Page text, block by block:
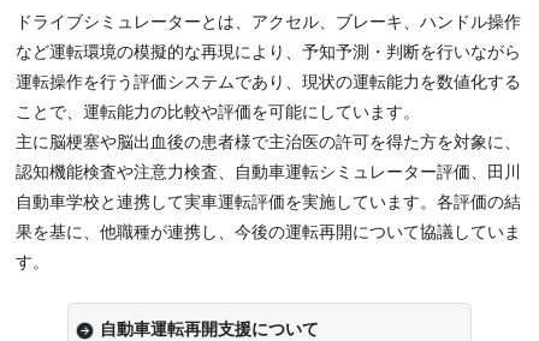
ドライブシミュレーターとは、アクセル、ブレーキ、ハンドル操作
など運転環境の模擬的な再現により、予知予測・判断を行いながら
運転操作を行う評価システムであり、現状の運転能力を数値化する
ことで、運転能力の比較や評価を可能にしています。
主に脳梗塞や脳出血後の患者様で主治医の許可を得た方を対象に、
認知機能検査や注意力検査、自動車運転シミュレーター評価、田川
自動車学校と連携して実車運転評価を実施しています。各評価の結
果を基に、他職種が連携し、今後の運転再開について協議していま
す。
自動車運転再開支援について